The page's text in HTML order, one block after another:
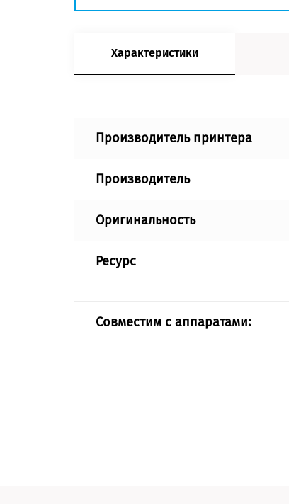
Характеристики
Производитель принтера
Производитель
Оригинальность
Ресурс
Совместим с аппаратами: